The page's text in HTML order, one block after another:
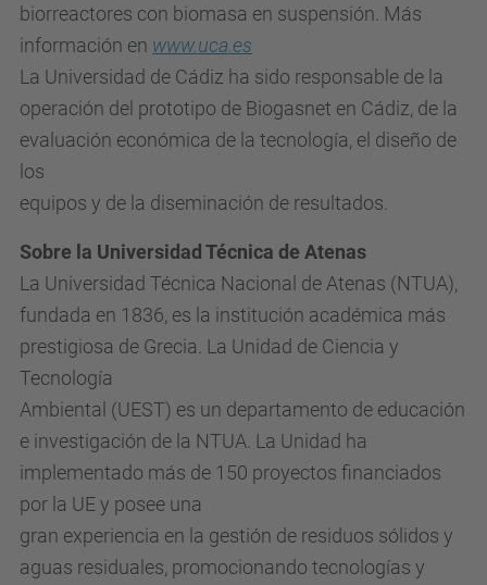
biorreactores con biomasa en suspensión. Más
información en www.uca.es
La Universidad de Cádiz ha sido responsable de la
operación del prototipo de Biogasnet en Cádiz, de la
evaluación económica de la tecnología, el diseño de
los
equipos y de la diseminación de resultados.
Sobre la Universidad Técnica de Atenas
La Universidad Técnica Nacional de Atenas (NTUA),
fundada en 1836, es la institución académica más
prestigiosa de Grecia. La Unidad de Ciencia y
Tecnología
Ambiental (UEST) es un departamento de educación
e investigación de la NTUA. La Unidad ha
implementado más de 150 proyectos financiados
por la UE y posee una
gran experiencia en la gestión de residuos sólidos y
aguas residuales, promocionando tecnologías y